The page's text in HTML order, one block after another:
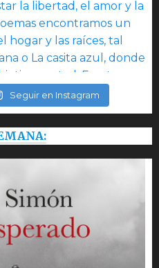
Seguir en Instagram